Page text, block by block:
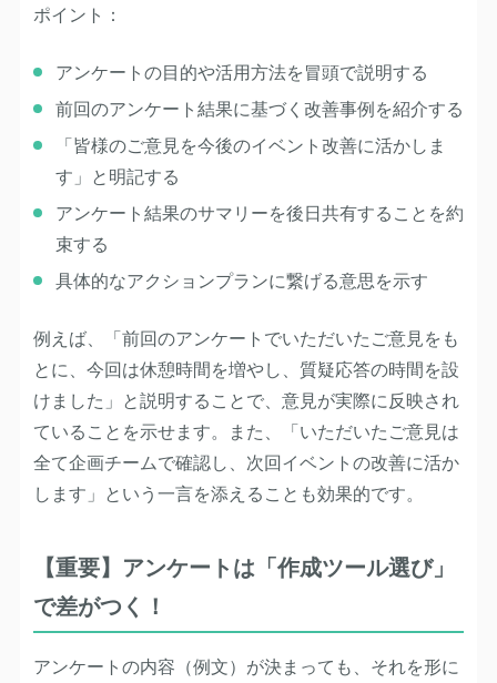
ポイント：
アンケートの目的や活用方法を冒頭で説明する
前回のアンケート結果に基づく改善事例を紹介する
「皆様のご意見を今後のイベント改善に活かしま
す」と明記する
アンケート結果のサマリーを後日共有することを約
束する
具体的なアクションプランに繋げる意思を示す
例えば、「前回のアンケートでいただいたご意見をも
とに、今回は休憩時間を増やし、質疑応答の時間を設
けました」と説明することで、意見が実際に反映され
ていることを示せます。また、「いただいたご意見は
全て企画チームで確認し、次回イベントの改善に活か
します」という一言を添えることも効果的です。
【重要】アンケートは「作成ツール選び」
で差がつく！
アンケートの内容（例文）が決まっても、それを形に